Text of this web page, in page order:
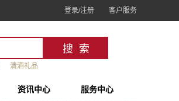
登录/注册 客户服务
清酒礼品
资讯中心 服务中心